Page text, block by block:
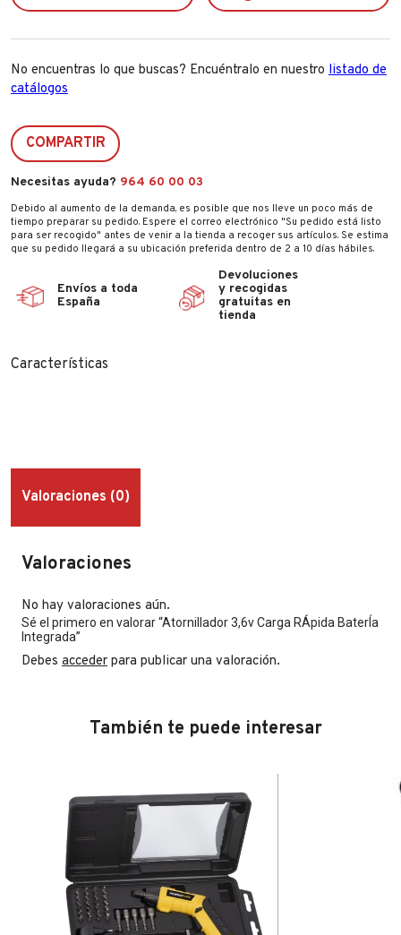
No encuentras lo que buscas? Encuéntralo en nuestro listado de
catálogos
COMPARTIR
Necesitas ayuda? 964 60 00 03
Debido al aumento de la demanda, es posible que nos lleve un poco más de
tiempo preparar su pedido. Espere el correo electrónico "Su pedido está listo
para ser recogido" antes de venir a la tienda a recoger sus artículos. Se estima
que su pedido llegará a su ubicación preferida dentro de 2 a 10 días hábiles.
Envíos a toda
España
Devoluciones
y recogidas
gratuitas en
tienda
Características
Valoraciones (0)
Valoraciones
No hay valoraciones aún.
Sé el primero en valorar “Atornillador 3,6v Carga RÁpida BaterÍa
Integrada”
Debes acceder para publicar una valoración.
También te puede interesar